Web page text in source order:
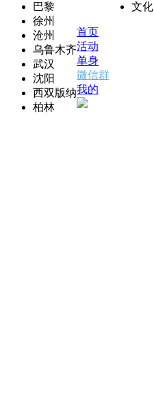
巴黎
徐州
沧州
乌鲁木齐
武汉
沈阳
西双版纳
柏林
文化
首页
活动
单身
微信群
我的